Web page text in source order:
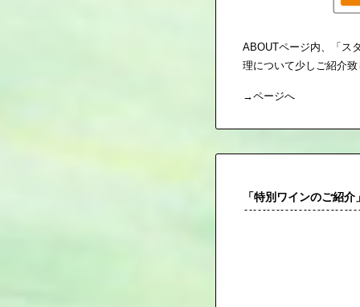
ABOUTページ内、「ス
理について少しご紹介
→ページへ
「特別ワインのご紹